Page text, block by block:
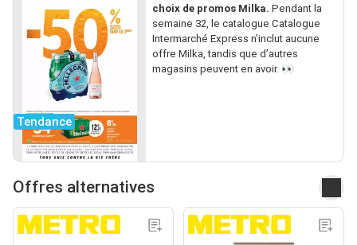
Tendance
choix de promos Milka. Pendant la
semaine 32, le catalogue Catalogue
Intermarché Express n’inclut aucune
offre Milka, tandis que d’autres
magasins peuvent en avoir. 👀
Offres alternatives